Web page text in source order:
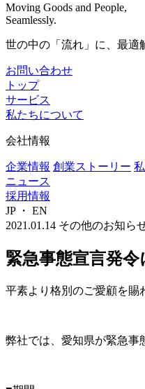
Moving Goods and People,
Seamlessly.
世の中の「流れ」に、最適
お問い合わせ
トップ
サービス
私たちについて
会社情報
企業情報 創業ストーリー
ニュース
採用情報
JP
・ EN
2021.01.14 その他のお知ら
緊急事態宣言発
平素より格別のご愛顧を賜
弊社では、愛知県が緊急事